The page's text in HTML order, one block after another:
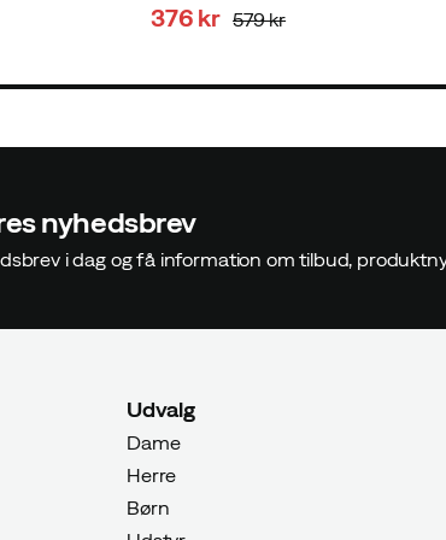
376 kr 579 kr
nyhedsbrev
i dag og få information om tilbud,
Udvalg
Dame
Herre
Børn